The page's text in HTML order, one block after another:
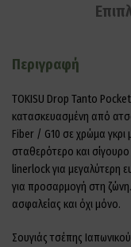
Περιγραφή
TOKISU Drop Tanto
κατασκευασμένη από
Fiber / G10 σε χρώμα
σταθερότερο και
linerlock για μεγαλύτερη
για προσαρμογή στη
ασφαλείας και όχι μόνο.
Σουγιάς τσέπης